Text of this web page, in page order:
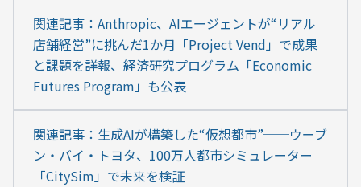
関連記事：Anthropic、AIエージェントが“リアル
店舗経営”に挑んだ1か月「Project Vend」で成果
と課題を詳報、経済研究プログラム「Economic
Futures Program」も公表
関連記事：生成AIが構築した“仮想都市”──ウーブ
ン・バイ・トヨタ、100万人都市シミュレーター
「CitySim」で未来を検証